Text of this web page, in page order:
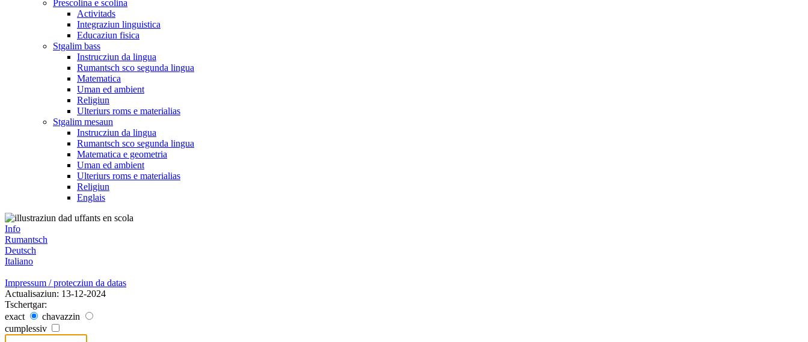
Prescolina e scolina
Activitads
Integraziun linguistica
Educaziun fisica
Stgalim bass
Instrucziun da lingua
Rumantsch sco segunda lingua
Matematica
Uman ed ambient
Religiun
Ulteriurs roms e materialias
Stgalim mesaun
Instrucziun da lingua
Rumantsch sco segunda lingua
Matematica e geometria
Uman ed ambient
Ulteriurs roms e materialias
Religiun
Englais
Info
Rumantsch
Deutsch
Italiano
Impressum / protecziun da datas
Actualisaziun: 13-12-2024
Tschertgar:
exact
chavazzin
cumplessiv